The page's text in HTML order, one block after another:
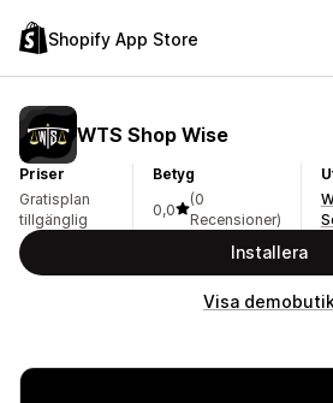
Shopify App Store
WTS Shop Wise
Priser
Gratisplan
tillgänglig
Betyg
0,0
(0
Recensioner)
Installera
Visa